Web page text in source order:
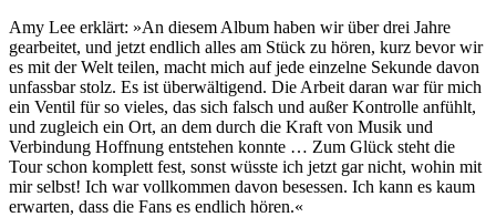
Amy Lee erklärt: »An diesem Album haben wir über drei Jahre
gearbeitet, und jetzt endlich alles am Stück zu hören, kurz bevor wir
es mit der Welt teilen, macht mich auf jede einzelne Sekunde davon
unfassbar stolz. Es ist überwältigend. Die Arbeit daran war für mich
ein Ventil für so vieles, das sich falsch und außer Kontrolle anfühlt,
und zugleich ein Ort, an dem durch die Kraft von Musik und
Verbindung Hoffnung entstehen konnte … Zum Glück steht die
Tour schon komplett fest, sonst wüsste ich jetzt gar nicht, wohin mit
mir selbst! Ich war vollkommen davon besessen. Ich kann es kaum
erwarten, dass die Fans es endlich hören.«